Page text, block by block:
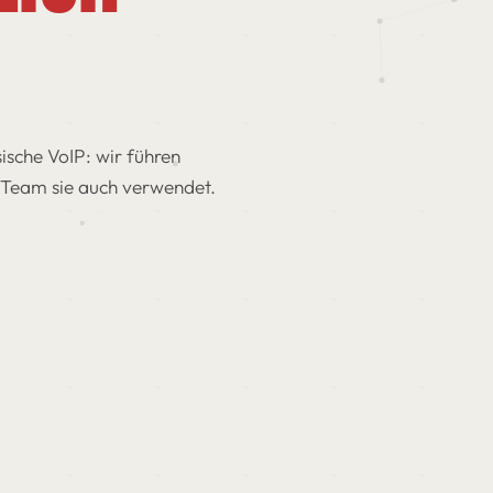
VoIP: wir führen
sie auch verwendet.